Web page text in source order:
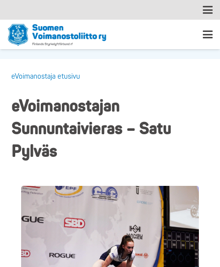
eVoimanostaja etusivu
eVoimanostajan
Sunnuntaivieras – Satu
Pylväs